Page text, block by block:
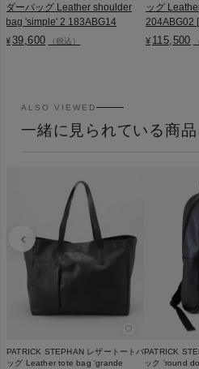
ダーバッグ Leather shoulder
bag 'simple' 2 183ABG14
¥ 39,600 （税込）
ッグ
204ABG02
¥ 115,500
ALSO VIEWED
一緒に見られている商品
♡
PATRICK STEPHAN レザートートバ
ッグ Leather tote bag 'grande
PATRICK
ック 'round